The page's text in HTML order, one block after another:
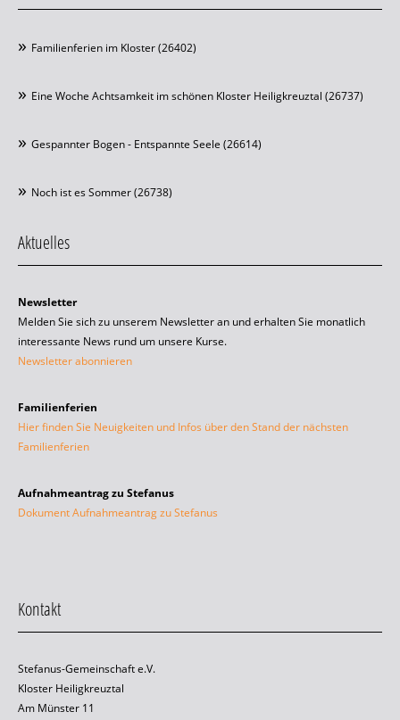
Familienferien im Kloster (26402)
Eine Woche Achtsamkeit im schönen Kloster Heiligkreuztal (26737)
Gespannter Bogen - Entspannte Seele (26614)
Noch ist es Sommer (26738)
Aktuelles
Newsletter
Melden Sie sich zu unserem Newsletter an und erhalten Sie monatlich
interessante News rund um unsere Kurse.
Newsletter abonnieren
Familienferien
Hier finden Sie Neuigkeiten und Infos über den Stand der nächsten
Familienferien
Aufnahmeantrag zu Stefanus
Dokument Aufnahmeantrag zu Stefanus
Kontakt
Stefanus-Gemeinschaft e.V.
Kloster Heiligkreuztal
Am Münster 11